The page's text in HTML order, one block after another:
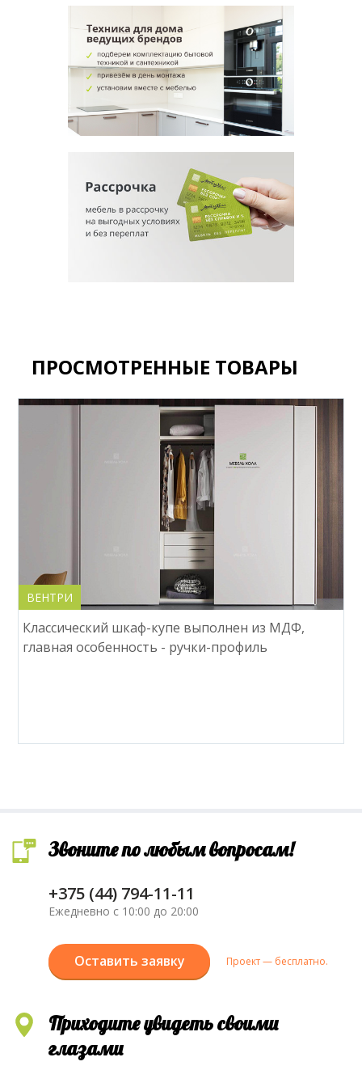
ПРОСМОТРЕННЫЕ ТОВАРЫ
ВЕНТРИ
Классический шкаф-купе выполнен из МДФ,
главная особенность - ручки-профиль
Звоните по любым вопросам!
+375 (44) 794-11-11
Ежедневно с 10:00 до 20:00
Оставить заявку Проект — бесплатно.
Приходите увидеть своими
глазами